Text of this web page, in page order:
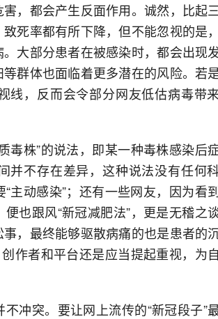
，都会产生反面作用。诚然，比起
死率都有所下降，但不能忽视的是
大部分患者在被感染时，都会出现发
群体也面临着更多潜在的风险。若
线，反而会令部分网友低估病毒带
毒株”的说法，即某一种毒株感染后
并不存在差异，这种说法没有任何
主动感染”；还有一些网友，因为看
也跟风“新冠减肥法”，更是无稽之
，最终能够驱散病痛的也是患者的
作者和平台还是应当提起重视，为
冲突。要让网上流传的“新冠段子”